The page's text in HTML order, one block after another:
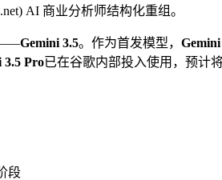
AI 商业分析师结构化重组。
Gemini 3.5。作为首发模型， Gemini
3.5 Pro已在谷歌内部投入使用，预计
段